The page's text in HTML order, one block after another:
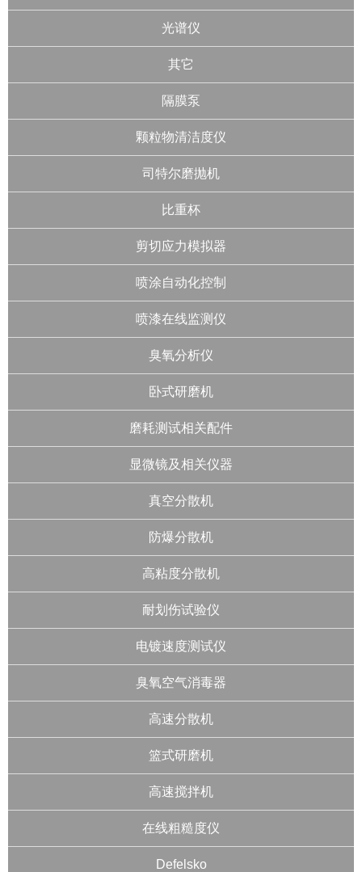
光谱仪
其它
隔膜泵
颗粒物清洁度仪
司特尔磨抛机
比重杯
剪切应力模拟器
喷涂自动化控制
喷漆在线监测仪
臭氧分析仪
卧式研磨机
磨耗测试相关配件
显微镜及相关仪器
真空分散机
防爆分散机
高粘度分散机
耐划伤试验仪
电镀速度测试仪
臭氧空气消毒器
高速分散机
篮式研磨机
高速搅拌机
在线粗糙度仪
Defelsko